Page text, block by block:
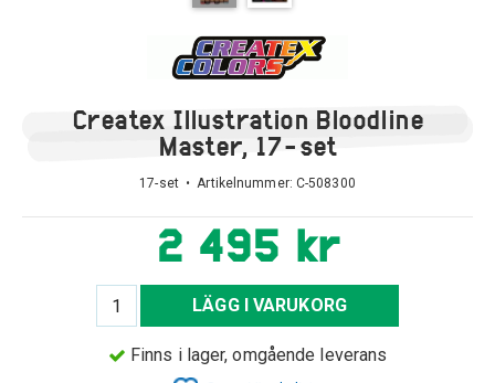
Createx Illustration Bloodline
Master, 17-set
17-set • Artikelnummer: C-508300
2 495 kr
LÄGG I VARUKORG
Finns i lager, omgående leverans